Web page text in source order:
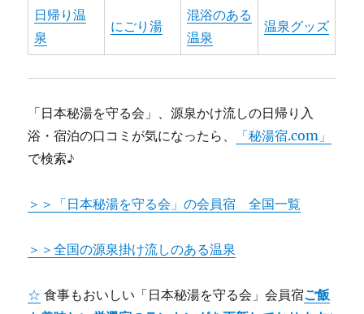
日帰り温
泉
にごり湯
混浴のある
温泉
温泉グッズ
「日本秘湯を守る会」、源泉かけ流しの日帰り入
浴・宿泊の口コミが気になったら、
「秘湯宿.com」
で検索♪
＞＞「日本秘湯を守る会」の会員宿 全国一覧
＞＞全国の源泉掛け流しのある温泉
☆ 食事もおいしい「日本秘湯を守る会」会員宿ご飯